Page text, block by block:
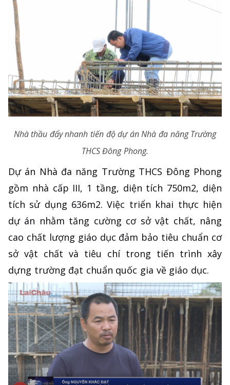
Nhà thầu đẩy nhanh tiến độ dự án Nhà đa năng Trường
THCS Đông Phong.
Dự án Nhà đa năng Trường THCS Đông Phong
gồm nhà cấp III, 1 tầng, diện tích 750m2, diện
tích sử dụng 636m2. Việc triển khai thực hiện
dự án nhằm tăng cường cơ sở vật chất, nâng
cao chất lượng giáo dục đảm bảo tiêu chuẩn cơ
sở vật chất và tiêu chí trong tiến trình xây
dựng trường đạt chuẩn quốc gia về giáo dục.